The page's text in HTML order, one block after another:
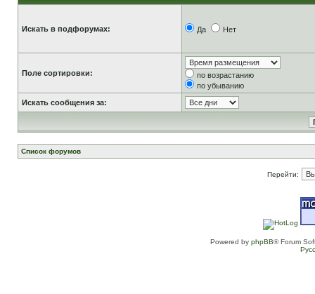
Искать в подфорумах: Да Нет
Поле сортировки:
по возрастанию
по убыванию
Искать сообщения за:
Список форумов
Перейти:
Powered by phpBB® Forum